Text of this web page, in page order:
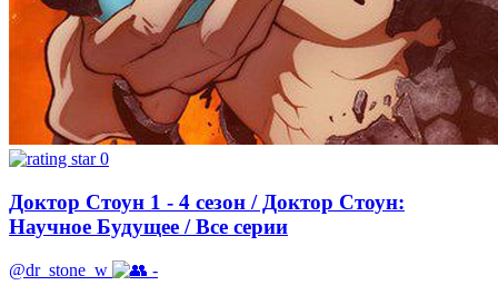
0
Доктор Стоун 1 - 4 сезон / Доктор Стоун:
Научное Будущее / Все серии
@dr_stone_w -